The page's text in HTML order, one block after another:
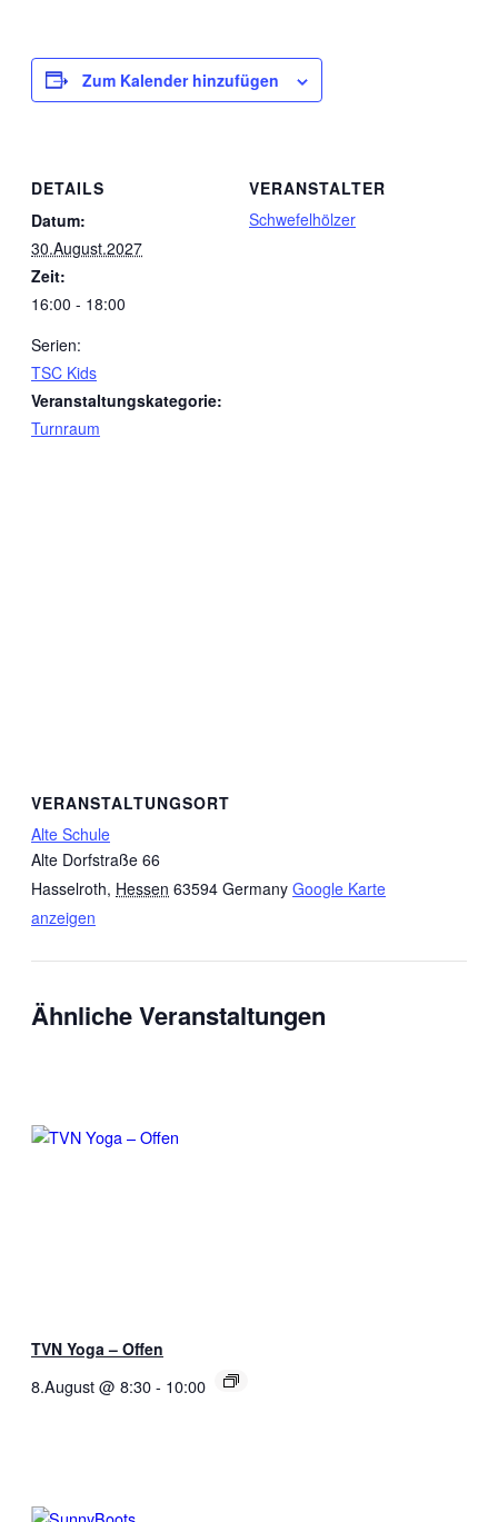
Zum Kalender hinzufügen
DETAILS
Datum:
30.August.2027
Zeit:
16:00 - 18:00
Serien:
TSC Kids
Veranstaltungskategorie:
Turnraum
VERANSTALTER
Schwefelhölzer
VERANSTALTUNGSORT
Alte Schule
Alte Dorfstraße 66
Hasselroth, Hessen 63594 Germany Google Karte
anzeigen
Ähnliche Veranstaltungen
TVN Yoga – Offen
8.August @ 8:30- 10:00